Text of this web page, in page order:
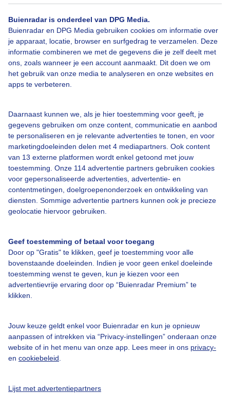
Buienradar is onderdeel van DPG Media.
Buienradar en DPG Media gebruiken cookies om informatie over
je apparaat, locatie, browser en surfgedrag te verzamelen. Deze
informatie combineren we met de gegevens die je zelf deelt met
ons, zoals wanneer je een account aanmaakt. Dit doen we om
het gebruik van onze media te analyseren en onze websites en
apps te verbeteren.
Daarnaast kunnen we, als je hier toestemming voor geeft, je
gegevens gebruiken om onze content, communicatie en aanbod
te personaliseren en je relevante advertenties te tonen, en voor
marketingdoeleinden delen met 4 mediapartners. Ook content
van 13 externe platformen wordt enkel getoond met jouw
toestemming. Onze 114 advertentie partners gebruiken cookies
voor gepersonaliseerde advertenties, advertentie- en
contentmetingen, doelgroepenonderzoek en ontwikkeling van
diensten. Sommige advertentie partners kunnen ook je precieze
geolocatie hiervoor gebruiken.
Geef toestemming of betaal voor toegang
Door op "Gratis" te klikken, geef je toestemming voor alle
bovenstaande doeleinden. Indien je voor geen enkel doeleinde
toestemming wenst te geven, kun je kiezen voor een
advertentievrije ervaring door op “Buienradar Premium” te
klikken.
Jouw keuze geldt enkel voor Buienradar en kun je opnieuw
aanpassen of intrekken via “Privacy-instellingen” onderaan onze
website of in het menu van onze app. Lees meer in ons privacy-
en cookiebeleid
Lijst met advertentiepartners
Grutto Lente
Bekijk slideshow
Een moment geduld aub...
Bedrijfsgegevens
Veelgestelde vragen
Contact
Gebruikersvoorwaarden
Adverteren
Buienradar Team
Cookie beleid